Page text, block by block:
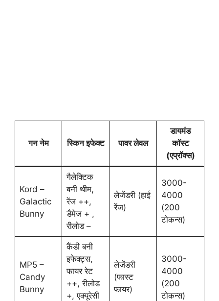
गन नेम स्किन इफेक्ट पावर लेवल
डायमंड
कॉस्ट
(एप्रॉक्स)
Kord –
Galactic
Bunny
गैलेक्टिक
बनी थीम,
रेंज ++,
डैमेज + ,
रीलोड –
लेजेंडरी (हाई
रेंज)
3000-
4000
(200
टोकन्स)
MP5 –
Candy
Bunny
कैंडी बनी
इफेक्ट्स,
फायर रेट
++, रीलोड
+, एक्यूरेसी
लेजेंडरी
(फास्ट
फायर)
3000-
4000
(200
टोकन्स)